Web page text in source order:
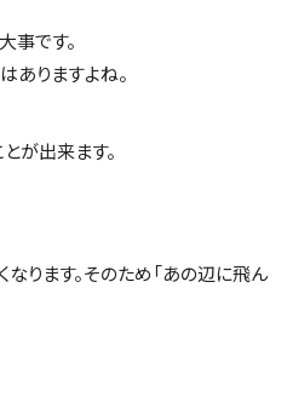
事です。
ありますよね。
が出来ます。
ります。そのため「あの辺に飛ん